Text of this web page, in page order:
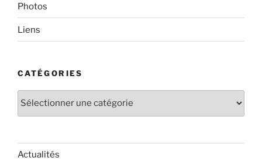
Photos
Liens
CATÉGORIES
Catégories
Actualités